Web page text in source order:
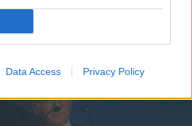
Data Access Privacy Policy